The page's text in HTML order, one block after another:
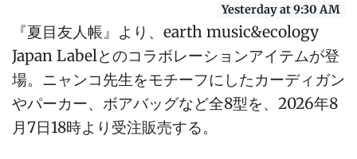
Yesterday at 9:30 AM
『夏目友人帳』より、earth music&ecology
Japan Labelとのコラボレーションアイテムが登
場。ニャンコ先生をモチーフにしたカーディガン
やパーカー、ボアバッグなど全8型を、2026年8
月7日18時より受注販売する。